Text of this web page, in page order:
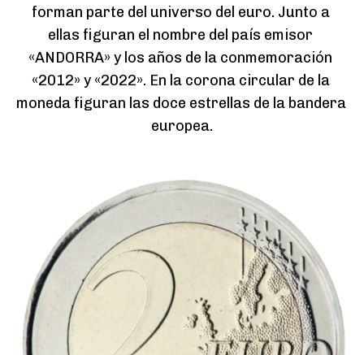
forman parte del universo del euro. Junto a
ellas figuran el nombre del país emisor
«ANDORRA» y los años de la conmemoración
«2012» y «2022». En la corona circular de la
moneda figuran las doce estrellas de la bandera
europea.